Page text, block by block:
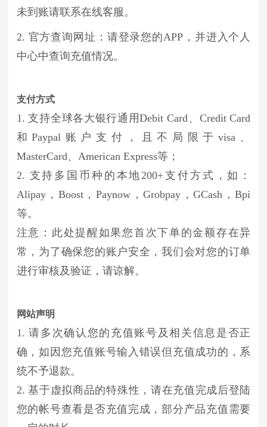
未到账请联系在线客服。
2. 官方查询网址：请登录您的APP，并进入个人
中心中查询充值情况。
支付方式
1. 支持全球各大银行通用Debit Card、Credit Card
和Paypal账户支付，且不局限于visa、
MasterCard、American Express等；
2. 支持多国币种的本地200+支付方式，如：
Alipay，Boost，Paynow，Grobpay，GCash，Bpi
等。
注意：此处提醒如果您首次下单的金额存在异
常，为了确保您的账户安全，我们会对您的订单
进行审核及验证，请谅解。
网站声明
1. 请多次确认您的充值账号及相关信息是否正
确，如因您充值账号输入错误但充值成功的，系
统不予退款。
2. 基于虚拟商品的特殊性，请在充值完成后登陆
您的帐号查看是否充值完成，部分产品充值需要